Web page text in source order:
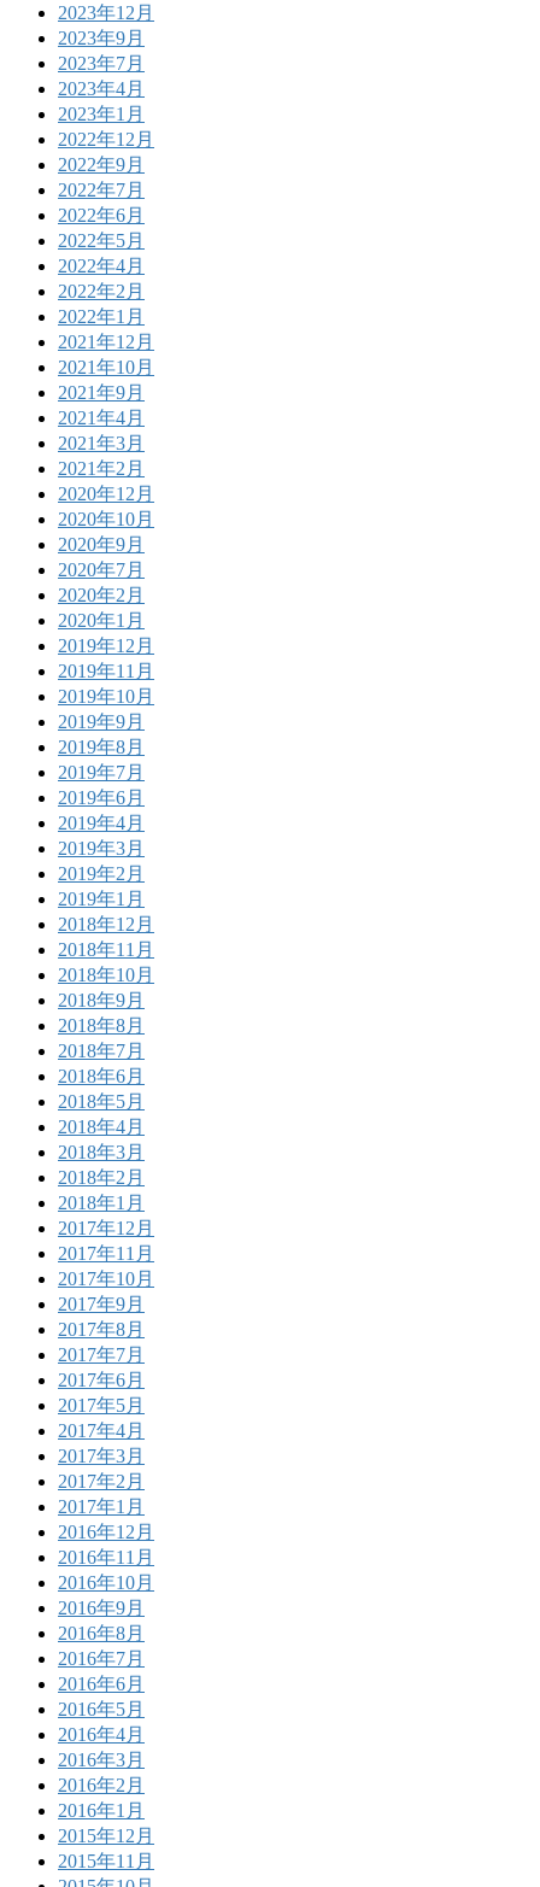
2023年12月
2023年9月
2023年7月
2023年4月
2023年1月
2022年12月
2022年9月
2022年7月
2022年6月
2022年5月
2022年4月
2022年2月
2022年1月
2021年12月
2021年10月
2021年9月
2021年4月
2021年3月
2021年2月
2020年12月
2020年10月
2020年9月
2020年7月
2020年2月
2020年1月
2019年12月
2019年11月
2019年10月
2019年9月
2019年8月
2019年7月
2019年6月
2019年4月
2019年3月
2019年2月
2019年1月
2018年12月
2018年11月
2018年10月
2018年9月
2018年8月
2018年7月
2018年6月
2018年5月
2018年4月
2018年3月
2018年2月
2018年1月
2017年12月
2017年11月
2017年10月
2017年9月
2017年8月
2017年7月
2017年6月
2017年5月
2017年4月
2017年3月
2017年2月
2017年1月
2016年12月
2016年11月
2016年10月
2016年9月
2016年8月
2016年7月
2016年6月
2016年5月
2016年4月
2016年3月
2016年2月
2016年1月
2015年12月
2015年11月